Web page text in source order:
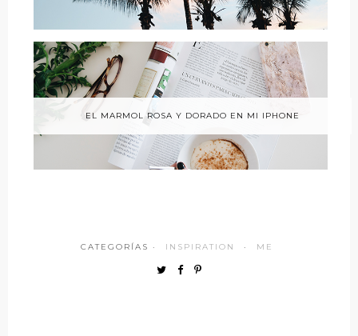
EL MARMOL ROSA Y DORADO EN MI IPHONE
CATEGORÍAS · INSPIRATION · ME